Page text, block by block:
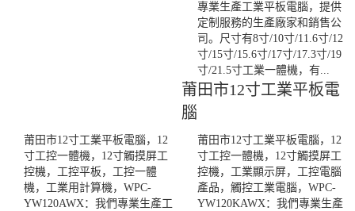
專業生產工業平板電腦，提供
定制服務的生產廠家和銷售公
司。尺寸有8寸/10寸/11.6寸/12
寸/15寸/15.6寸/17寸/17.3寸/19
寸/21.5寸工業一體機，有...
莆田市12寸工業平板電
腦
莆田市12寸工業平板電腦，12
寸工控一體機，12寸觸摸屏工
控機，工控平板，工控一體
機，工業用計算機，WPC-
YW120AWX：我們專業生產工
莆田市12寸工業平板電腦，12
寸工控一體機，12寸觸摸屏工
控機，工業顯示屏，工控電腦
產品，觸控工業電腦，WPC-
YW120KAWX：我們專業生產